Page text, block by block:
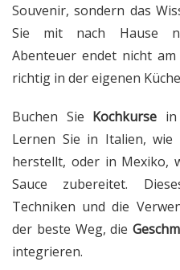
Souvenir, sondern das
Sie mit nach Hause
Abenteuer endet nicht
richtig in der eigenen
Buchen Sie Kochkurse in
Lernen Sie in Italien,
herstellt, oder in Mexiko,
Sauce zubereitet.
Techniken und die
der beste Weg, die
integrieren.